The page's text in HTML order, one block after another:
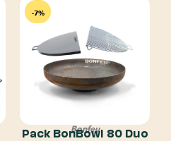
-7%
Bonfeu
Pack BonBowl 80 Duo